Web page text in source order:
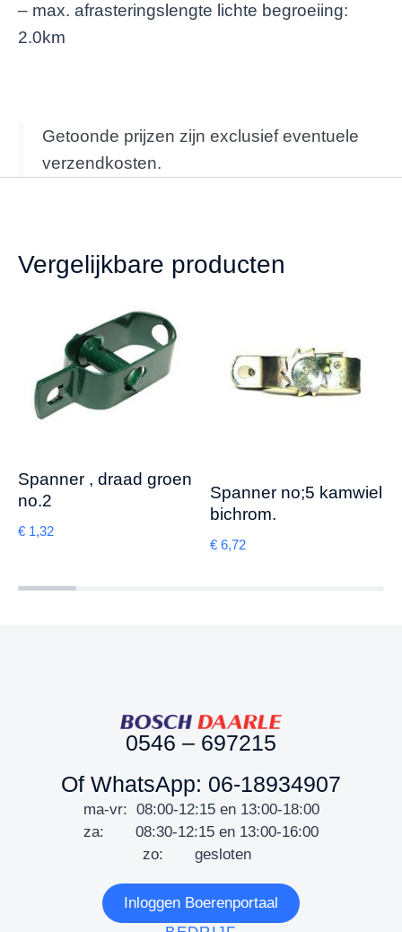
– max. afrasteringslengte lichte begroeiing:
2.0km
Getoonde prijzen zijn exclusief eventuele
verzendkosten.
Vergelijkbare producten
Spanner , draad groen
no.2
€ 1,32
Spanner no;5 kamwiel
bichrom.
€ 6,72
0546 – 697215
Of WhatsApp: 06-18934907
ma-vr: 08:00-12:15 en 13:00-18:00
za: 08:30-12:15 en 13:00-16:00
zo: gesloten
Inloggen Boerenportaal